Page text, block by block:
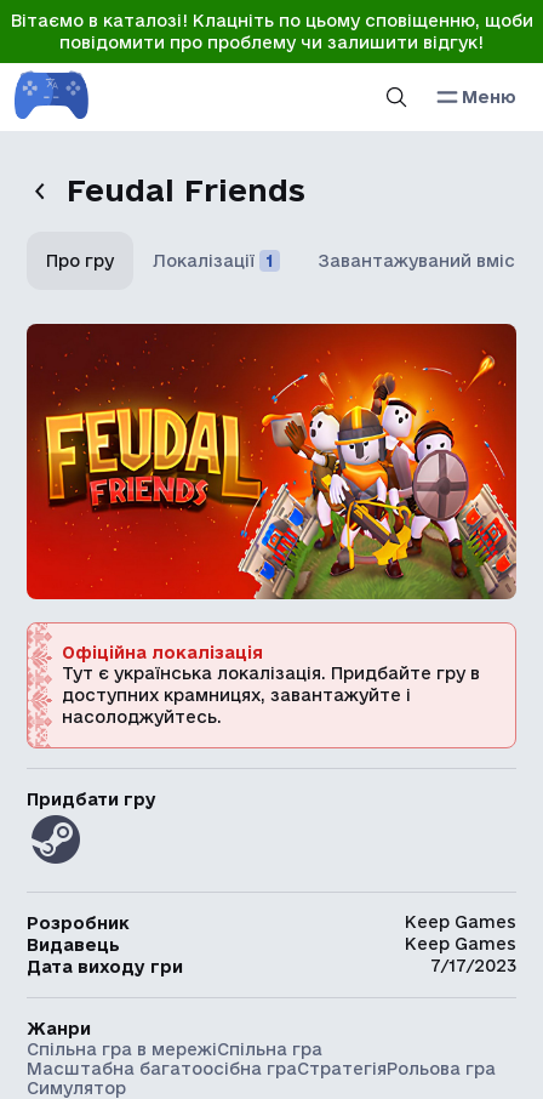
Вітаємо в каталозі! Клацніть по цьому сповіщенню, щоби
повідомити про проблему чи залишити відгук!
Меню
Feudal Friends
Про гру Локалізації 1 Завантажуваний вміст
Офіційна локалізація
Тут є українська локалізація. Придбайте гру в
доступних крамницях, завантажуйте і
насолоджуйтесь.
Придбати гру
Розробник
Keep Games
Видавець
Keep Games
Дата виходу гри
7/17/2023
Жанри
Спільна гра в мережіСпільна гра
Масштабна багатоосібна граСтратегіяРольова гра
Симулятор